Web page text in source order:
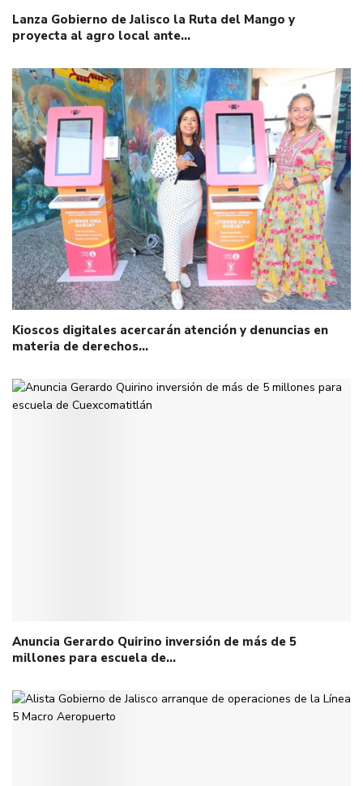
Lanza Gobierno de Jalisco la Ruta del Mango y
proyecta al agro local ante…
Kioscos digitales acercarán atención y denuncias en
materia de derechos…
Anuncia Gerardo Quirino inversión de más de 5
millones para escuela de…